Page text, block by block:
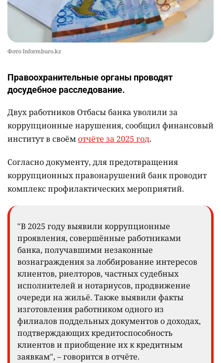
Фото Informburo.kz
Правоохранительные органы проводят
досудебное расследование.
Двух работников Отбасы банка уволили за
коррупционные нарушения, сообщил финансовый
институт в своёмотчёте за 2025 год.
Согласно документу, для предотвращения
коррупционных правонарушений банк проводит
комплекс профилактических мероприятий.
"В 2025 году выявили коррупционные
проявления, совершённые работниками
банка, получавшими незаконные
вознаграждения за лоббирование интересов
клиентов, риелторов, частных судебных
исполнителей и нотариусов, продвижение
очереди на жильё. Также выявили факты
изготовления работником одного из
филиалов поддельных документов о доходах,
подтверждающих кредитоспособность
клиентов и приобщение их к кредитным
заявкам", – говорится в отчёте.